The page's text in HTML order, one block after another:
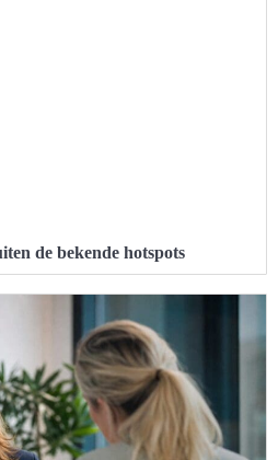
de bekende hotspots